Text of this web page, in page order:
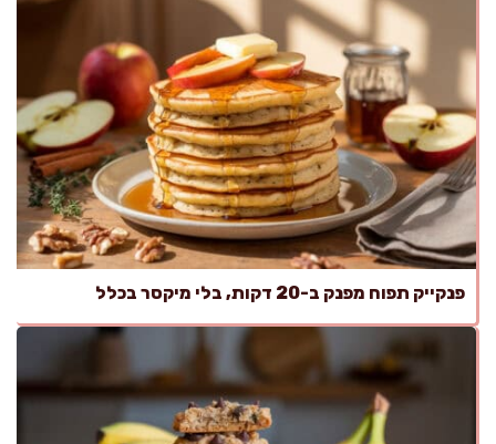
פנקייק תפוח מפנק ב-20 דקות, בלי מיקסר בכלל